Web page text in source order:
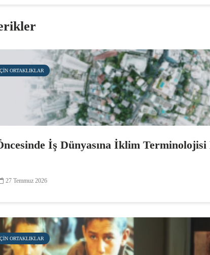
ORTAKLIKLAR
İş Dünyasına İklim
27 Temmuz 2026
ORTAKLIKLAR